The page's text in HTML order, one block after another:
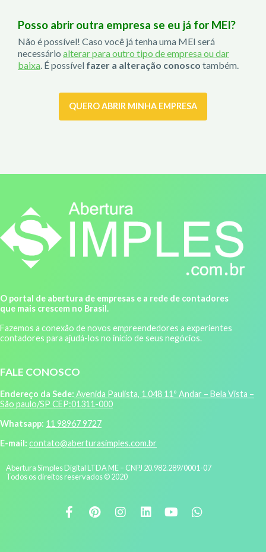
Posso abrir outra empresa se eu já for MEI?
Não é possível! Caso você já tenha uma MEI será
necessário alterar para outro tipo de empresa ou dar
baixa. É possível fazer a alteração conosco também.
QUERO ABRIR MINHA EMPRESA
O portal de abertura de empresas e a rede de contadores
que mais crescem no Brasil.
Fazemos a conexão de novos empreendedores a experientes
contadores para ajudá-los no início de seus negócios.
FALE CONOSCO
Endereço da Sede: Avenida Paulista, 1.048 11º Andar – Bela Vista –
São paulo/SP CEP:01311-000
Whatsapp: 11 98967 9727
E-mail: contato@aberturasimples.com.br
Abertura Simples Digital LTDA ME – CNPJ 20.982.289/0001-07
Todos os direitos reservados © 2020